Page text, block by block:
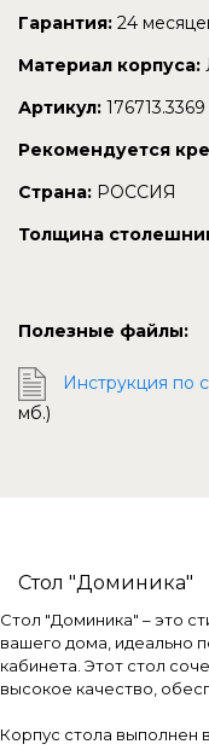
Стол "Доминика"
Гарантия: 24
Материал корпуса:
Артикул: 176713.3369
Рекомендуется
Страна: РОССИЯ
Толщина
Полезные файлы:
Инструкция по
мб.)
Стол "Доминика" – это
вашего дома, идеально
кабинета. Этот стол
высокое качество,
Корпус стола выполнен